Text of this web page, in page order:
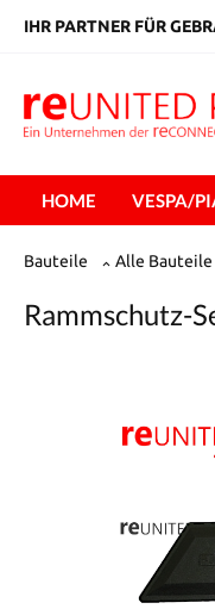
springen
IHR PARTNER FÜR
HOME VESPA/
Bauteile Alle Bauteile
Rammschutz-